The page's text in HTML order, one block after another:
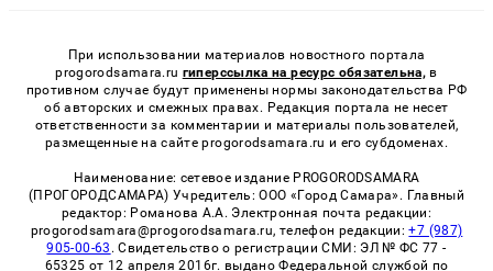
При использовании материалов новостного портала
progorodsamara.ru гиперссылка на ресурс обязательна, в
противном случае будут применены нормы законодательства РФ
об авторских и смежных правах. Редакция портала не несет
ответственности за комментарии и материалы пользователей,
размещенные на сайте progorodsamara.ru и его субдоменах.
Наименование: сетевое издание PROGORODSAMARA
(ПРОГОРОДСАМАРА) Учредитель: ООО «Город Самара». Главный
редактор: Романова А.А. Электронная почта редакции:
progorodsamara@progorodsamara.ru, телефон редакции:+7 (987)
905-00-63 . Свидетельство о регистрации СМИ: ЭЛ № ФС 77 -
65325 от 12 апреля 2016г. выдано Федеральной службой по